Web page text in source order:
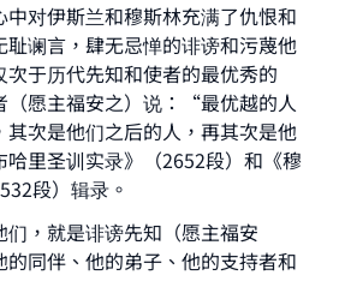
对伊斯兰和穆斯林充满了仇恨和
谰言，肆无忌惮的诽谤和污蔑他
于历代先知和使者的最优秀的
（愿主福安之）说：“最优越的人
其次是他们之后的人，再其次是他
里圣训实录》（2652段）和《穆
段）辑录。
，就是诽谤先知（愿主福安
同伴、他的弟子、他的支持者和
The Prophet (ﷺ) said:
leads others to doing what is
same reward as those who
do it."
(MUSLIM, 1893)
IslamQA